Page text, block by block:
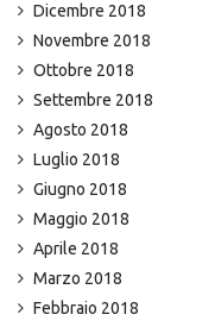
Dicembre 2018
Novembre 2018
Ottobre 2018
Settembre 2018
Agosto 2018
Luglio 2018
Giugno 2018
Maggio 2018
Aprile 2018
Marzo 2018
Febbraio 2018